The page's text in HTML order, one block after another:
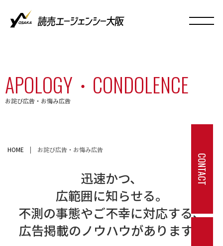
APOLOGY・CONDOLENCE
お詫び広告・お悔み広告
HOME | お詫び広告・お悔み広告
迅速かつ、
広範囲に知らせる。
不測の事態やご不幸に対応する、
広告掲載のノウハウがあります。
CONTACT